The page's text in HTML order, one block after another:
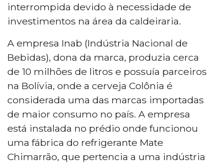
interrompida devido à necessidade de
investimentos na área da caldeiraria.
A empresa Inab (Indústria Nacional de
Bebidas), dona da marca, produzia cerca
de 10 milhões de litros e possuía parceiros
na Bolívia, onde a cerveja Colônia é
considerada uma das marcas importadas
de maior consumo no país. A empresa
está instalada no prédio onde funcionou
uma fábrica do refrigerante Mate
Chimarrão, que pertencia a uma indústria